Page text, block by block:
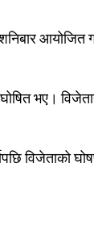
आयोजित
भए।
विजेताको